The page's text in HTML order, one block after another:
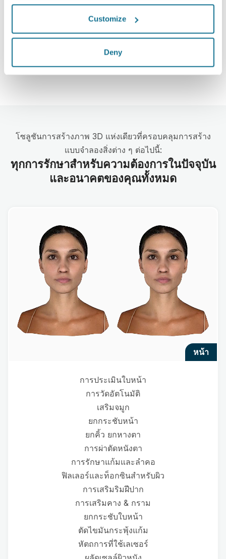
Customize
Deny
คุณคนใหม่ในภาพ 3D
ดูว่าคุณจะเป็นอย่างไรหลังการทำศัลยกรรม
โซลูชันการสร้างภาพ 3D แห่งเดียวที่ครอบคลุมการสร้าง
แบบจำลองสิ่งต่าง ๆ ต่อไปนี้:
ทุกการรักษาสำหรับความต้องการในปัจจุบัน
และอนาคตของคุณทั้งหมด
หน้า
การประเมินใบหน้า
การวัดอัตโนมัติ
เสริมจมูก
ยกกระชับหน้า
ยกคิ้ว ยกหางตา
การผ่าตัดหนังตา
การรักษาแก้มและลำคอ
ฟิลเลอร์และท็อกซินสำหรับผิว
การเสริมริมฝีปาก
การเสริมคาง & กราม
ยกกระชับใบหน้า
ตัดไขมันกระพุ้งแก้ม
หัตถการที่ใช้เลเซอร์